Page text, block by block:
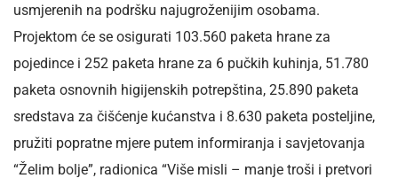
usmjerenih na podršku najugroženijim osobama.
Projektom će se osigurati 103.560 paketa hrane za
pojedince i 252 paketa hrane za 6 pučkih kuhinja, 51.780
paketa osnovnih higijenskih potrepština, 25.890 paketa
sredstava za čišćenje kućanstva i 8.630 paketa posteljine,
pružiti popratne mjere putem informiranja i savjetovanja
“Želim bolje”, radionica “Više misli – manje troši i pretvori